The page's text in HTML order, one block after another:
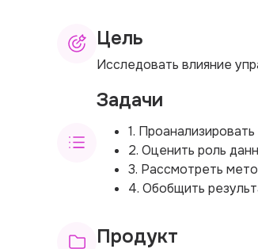
Цель
Исследовать влияние
Задачи
1.
2. Оценить роль
3. Рассмотреть
4. Обобщить
Продукт